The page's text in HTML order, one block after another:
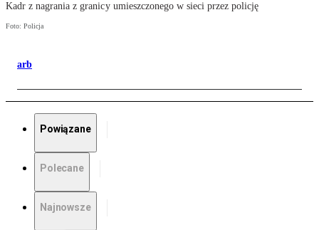
Kadr z nagrania z granicy umieszczonego w sieci przez policję
Foto: Policja
arb
Powiązane
Polecane
Najnowsze